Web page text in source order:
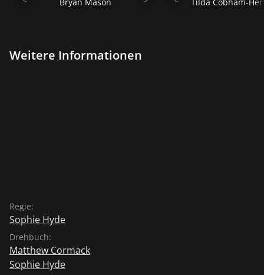
Weitere Informationen
Regie:
Sophie Hyde
Drehbuch:
Matthew Cormack
Sophie Hyde